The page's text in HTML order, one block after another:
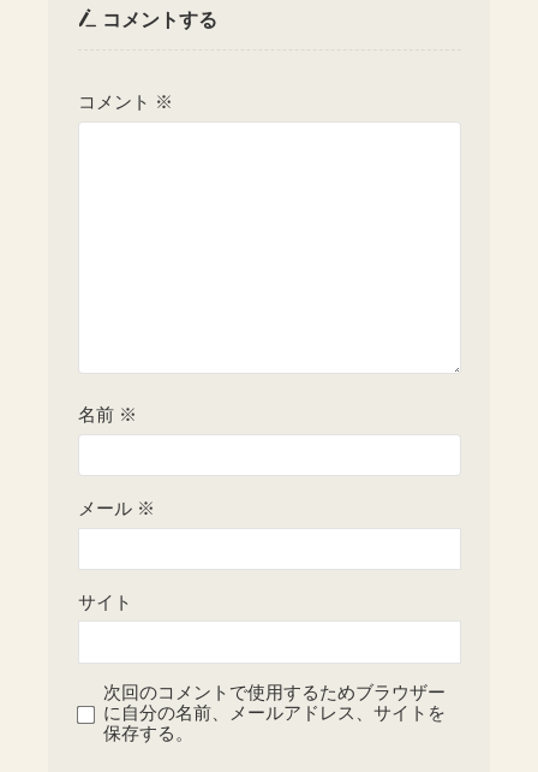
コメントする
コメント ※
名前 ※
メール ※
サイト
次回のコメントで使用するためブラウザー
に自分の名前、メールアドレス、サイトを
保存する。